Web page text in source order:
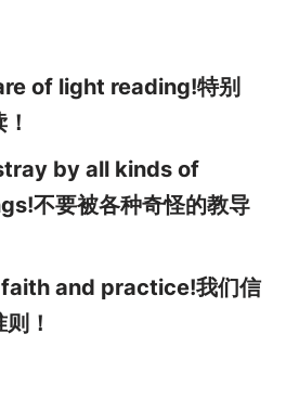
of light reading!特别
by all kinds of
不要被各种奇怪的教导
and practice!我们信
！